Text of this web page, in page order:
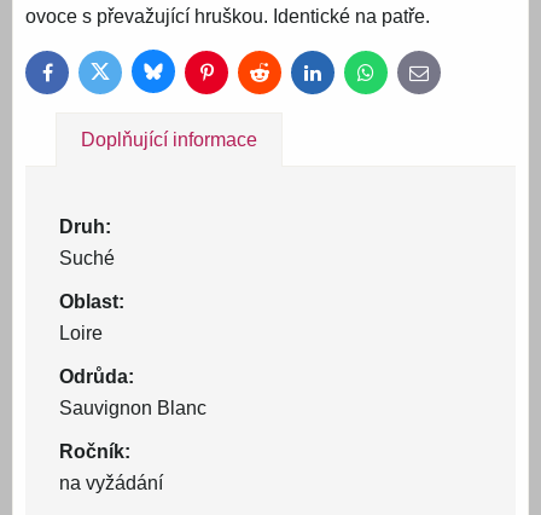
ovoce s převažující hruškou. Identické na patře.
FacebookTwitter BlueskyPinterestReddit LinkedInWhatsApp
E-
mail
Doplňující informace
Druh:
Suché
Oblast:
Loire
Odrůda:
Sauvignon Blanc
Ročník:
na vyžádání